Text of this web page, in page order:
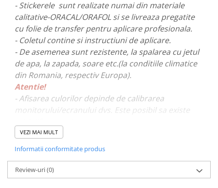
PRODUSE IN TRENDING
SETURI STICKERE
STICKERE CAPAC REZERVOR
STICKERE CRĂCIUN
STICKERE CU ANIMALE
STICKERE GEAM MIC
STICKERE JDM
STICKERE PENTRU CAPOTA
STICKERE PENTRU LATERALE
STICKERE PERSONALIZATE
STICKERE PRAGURI
STICKERE PRINTATE
- Stickerele sunt realizate numai din materiale
calitative-ORACAL/ORAFOL si se livreaza pregatite
cu folie de transfer pentru aplicare profesionala.
- Coletul contine si instructiuni de aplicare.
- De asemenea sunt rezistente, la spalarea cu jetul
de apa, la zapada, soare etc.(la conditiile climatice
din Romania, respectiv Europa).
Atentie!
- Afisarea culorilor depinde de calibrarea
monitorului/ecranului dvs. Este posibil sa existe
- Pentru stickere personalizate si pentru a vizualiza
portofoliul nostru va rugam sa ne contactati
VEZI MAI MULT
Informatii conformitate produs
Review-uri(0)